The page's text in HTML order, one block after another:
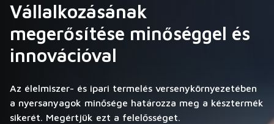
Vállalkozásának
megerősítése minőséggel és
innovációval
Az élelmiszer- és ipari termelés versenykörnyezetében
a nyersanyagok minősége határozza meg a késztermék
sikerét. Megértjük ezt a felelősséget.